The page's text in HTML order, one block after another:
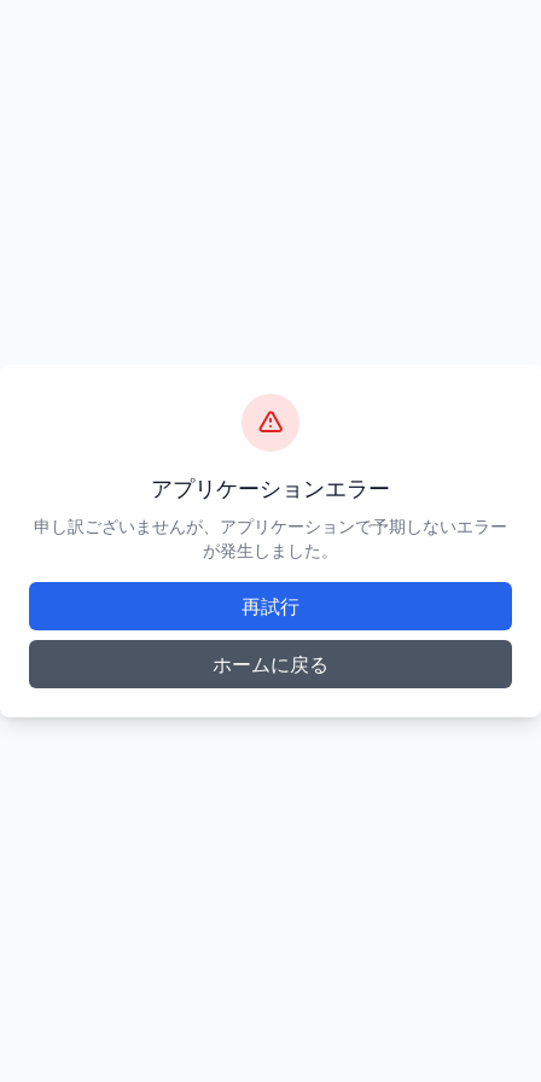
アプリケーションエラー
申し訳ございませんが、アプリケーションで予期しないエラー
が発生しました。
再試行
ホームに戻る